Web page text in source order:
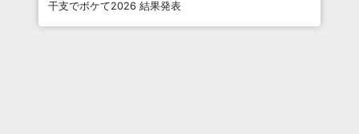
干支でボケて2026 結果発表